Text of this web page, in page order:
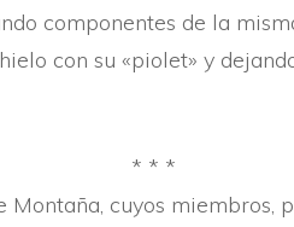
componentes de la
con su «piolet» y
* * *
Montaña, cuyos